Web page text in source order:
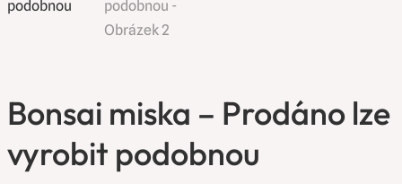
Bonsai miska – Prodáno lze
vyrobit podobnou